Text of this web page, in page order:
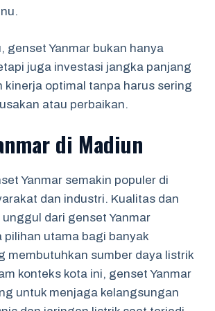
genset Yanmar bukan hanya
juga investasi jangka panjang
kinerja optimal tanpa harus sering
atau perbaikan.
di Madiun
Yanmar semakin populer di
dan industri. Kualitas dan
dari genset Yanmar
pilihan utama bagi banyak
membutuhkan sumber daya listrik
konteks kota ini, genset Yanmar
untuk menjaga kelangsungan